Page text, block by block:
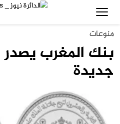
منوعات
بنك المغرب
جديدة